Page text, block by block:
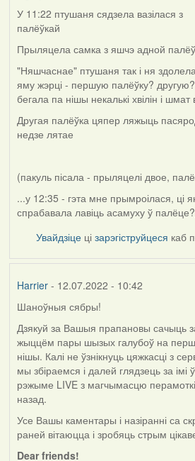
У 11:22 птушаня сядзела вазілася з
палёўкай
Прыляцела самка з яшчэ адной
"Няшчаснае" птушаня так і ня
яму жэрці - першую палёўку?
бегала па нішы некалькі хвілін і
Другая палёўка цяпер ляжыць
недзе лятае
(пакуль пісала - прыляцелі двое,
...у 12:35 - гэта мне прымроілася, ці
спрабавала лавіць асамуху ў
Увайдзіце цізарэгіструйцеся каб
Harrier- 12.07.2022 - 10:42
Шаноўныя сябры!
Дзякуй за Вашыя прапановы сачыць
жыццём пары шызых галубоў на
нішы. Калі не ўзнікнуць цяжкасці з
мы збіраемся і далей глядзець за
рэжыме LIVE з магчымасцю
назад.
Усе Вашы каментары і назіранні са
раней вітаюцца і зробяць стрым
Dear friends!